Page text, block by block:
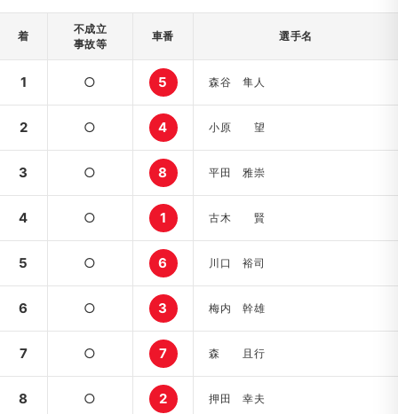
着
不成立
事故等
車番 選手名
1 ○ 5 森谷 隼人
2 ○ 4 小原 望
3 ○ 8 平田 雅崇
4 ○ 1 古木 賢
5 ○ 6 川口 裕司
6 ○ 3 梅内 幹雄
7 ○ 7 森 且行
8 ○ 2 押田 幸夫